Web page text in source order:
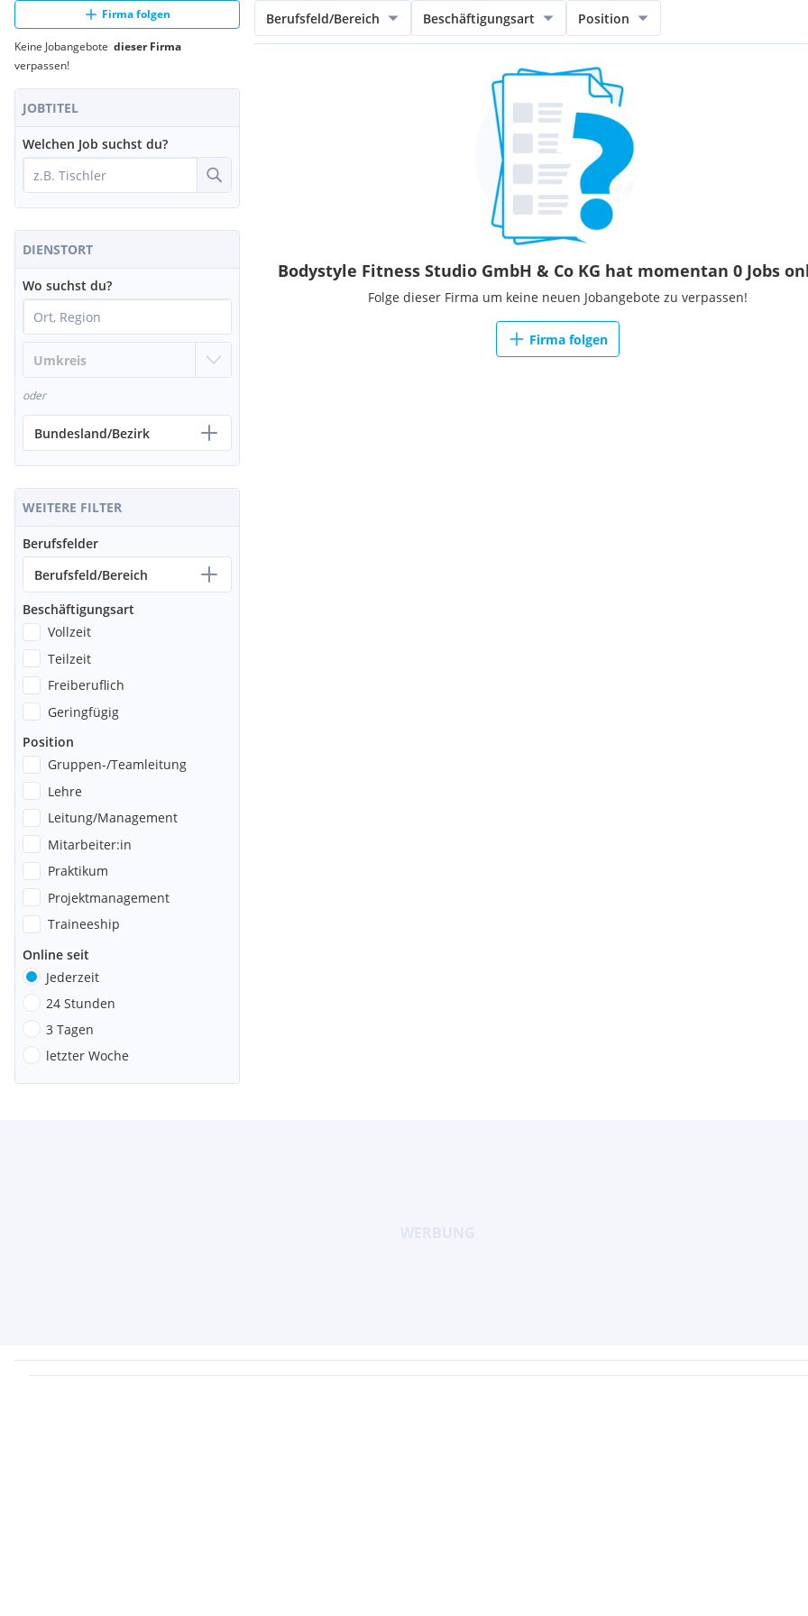
Firma folgen
Keine Jobangebote dieser Firma
verpassen!
JOBTITEL
Welchen Job suchst du?
DIENSTORT
Wo suchst du?
oder
Bundesland/Bezirk
WEITERE FILTER
Berufsfelder
Berufsfeld/Bereich
Beschäftigungsart
Vollzeit
Teilzeit
Freiberuflich
Geringfügig
Position
Gruppen-/Teamleitung
Lehre
Leitung/Management
Mitarbeiter:in
Praktikum
Projektmanagement
Traineeship
Online seit
Jederzeit
24 Stunden
3 Tagen
letzter Woche
Berufsfeld/Bereich Beschäftigungsart Position
Bodystyle Fitness Studio GmbH & Co KG hat momentan 0 Jobs
Folge dieser Firma um keine neuen Jobangebote zu verpassen!
Firma folgen